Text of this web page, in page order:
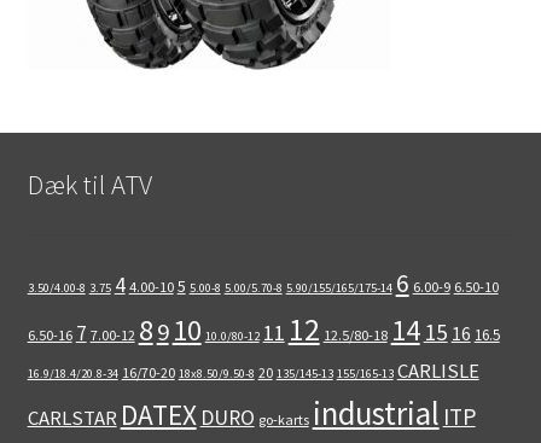
Dæk til ATV
3.50/4.00-8 3.75 4 4.00-10 5 5.00-8 5.00/5.70-8 5.90/155/165/175-14 6 6.00-9 6.50-10
6.50-16 7 7.00-12 89 10 10.0/80-12 11 12 12.5/80-18 14 15 16 16.5
16.9/18.4/20.8-34 16/70-20 18x8.50/9.50-8 20 135/145-13 155/165-13 CARLISLE
CARLSTAR DATEX DURO go-karts industrial ITP